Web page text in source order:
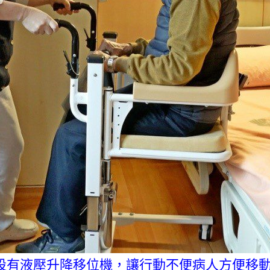
有液壓升降移位機，讓行動不便病人方便移